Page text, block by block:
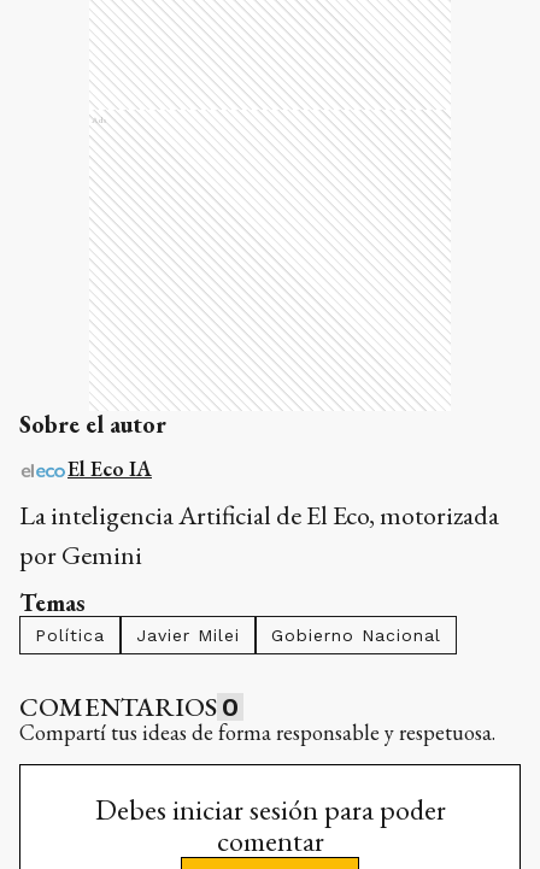
Ads
Sobre el autor
El Eco IA
La inteligencia Artificial de El Eco, motorizada
por Gemini
Temas
Política Javier Milei Gobierno Nacional
COMENTARIOS 0
Compartí tus ideas de forma responsable y respetuosa.
Debes iniciar sesión para poder
comentar